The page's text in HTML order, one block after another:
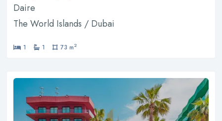
Daire
The World Islands / Dubai
1 1 73 m2